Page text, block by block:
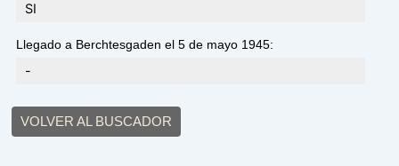
SI
Llegado a Berchtesgaden el 5 de mayo 1945:
-
VOLVER AL BUSCADOR